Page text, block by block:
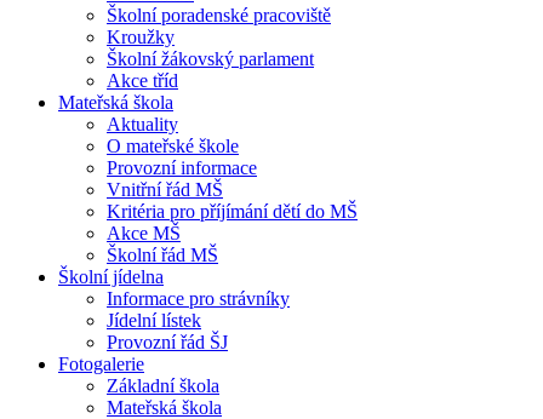
Školní poradenské pracoviště
Kroužky
Školní žákovský parlament
Akce tříd
Mateřská škola
Aktuality
O mateřské škole
Provozní informace
Vnitřní řád MŠ
Kritéria pro příjímání dětí do MŠ
Akce MŠ
Školní řád MŠ
Školní jídelna
Informace pro strávníky
Jídelní lístek
Provozní řád ŠJ
Fotogalerie
Základní škola
Mateřská škola